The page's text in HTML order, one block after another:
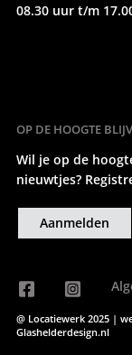
08.30 uur t/m
OP DE HOOGTE
Wil je op de
nieuwtjes?
Aanmelden
@ Locatiewerk 2025 |
Glashelderdesign.nl